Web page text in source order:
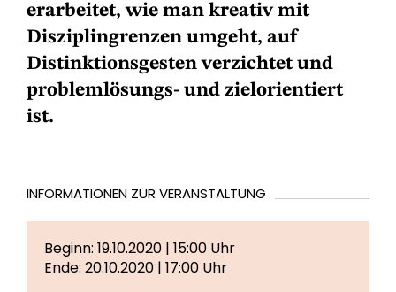
erarbeitet, wie man kreativ mit
Disziplingrenzen umgeht, auf
Distinktionsgesten verzichtet und
problemlösungs- und zielorientiert
ist.
INFORMATIONEN ZUR VERANSTALTUNG
Beginn: 19.10.2020 | 15:00 Uhr
Ende: 20.10.2020 | 17:00 Uhr